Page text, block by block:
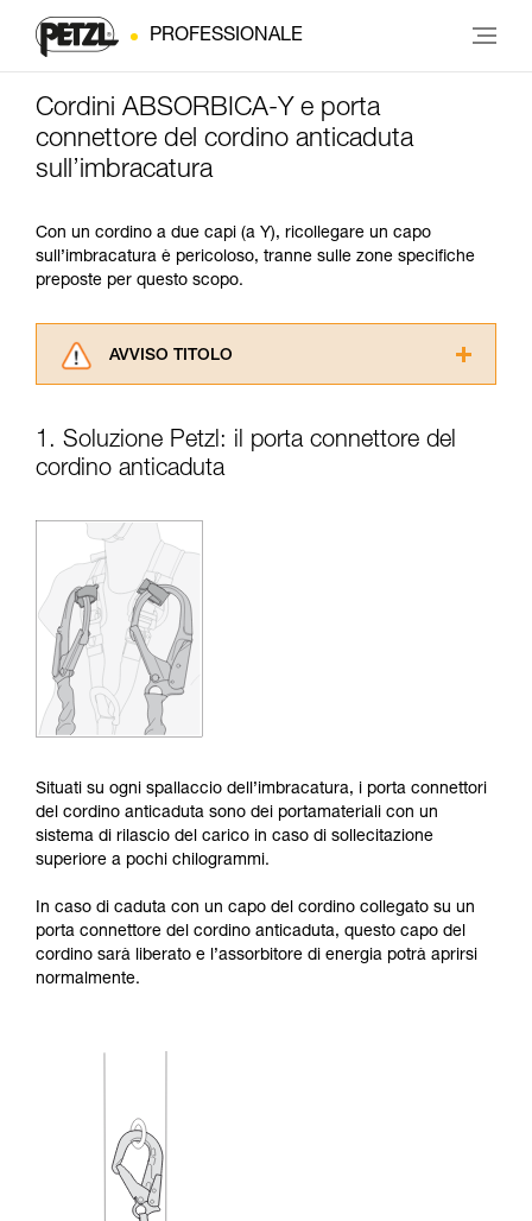
PROFESSIONALE
Cordini ABSORBICA-Y e porta
connettore del cordino anticaduta
sull’imbracatura
Con un cordino a due capi (a Y), ricollegare un capo
sull’imbracatura è pericoloso, tranne sulle zone specifiche
preposte per questo scopo.
AVVISO TITOLO
consultarlo. Dovete aver compreso le
informazioni dell’istruzione tecnica per poter
La padronanza di queste tecniche richiede una
formazione ed un addestramento specifico.
Verificate con un professionista la vostra
capacità di rifare la manovra, da soli, in piena
sicurezza, prima di riprodurla autonomamente.
Forniamo esempi di tecniche relative alla vostra
attività. Ne possono esistere altre che non
vengono qui descritte.
1. Soluzione Petzl: il porta connettore del
cordino anticaduta
Situati su ogni spallaccio dell’imbracatura, i porta connettori
del cordino anticaduta sono dei portamateriali con un
sistema di rilascio del carico in caso di sollecitazione
superiore a pochi chilogrammi.
In caso di caduta con un capo del cordino collegato su un
porta connettore del cordino anticaduta, questo capo del
cordino sarà liberato e l’assorbitore di energia potrà aprirsi
normalmente.